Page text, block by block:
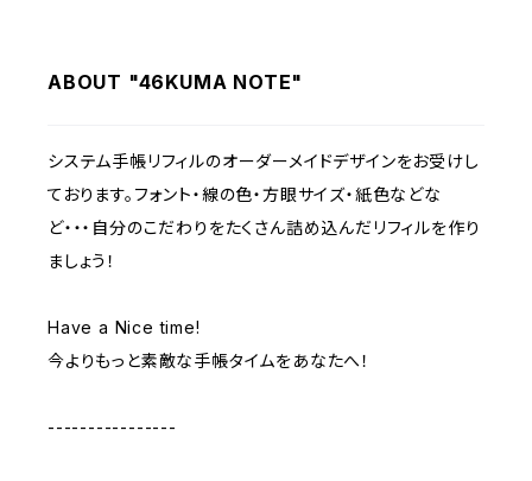
ABOUT "46KUMA NOTE"
システム手帳リフィルのオーダーメイドデザインをお受けし
ております。フォント・線の色・方眼サイズ・紙色などな
ど・・・自分のこだわりをたくさん詰め込んだリフィルを作り
ましょう！
Have a Nice time!
今よりもっと素敵な手帳タイムをあなたへ！
----------------